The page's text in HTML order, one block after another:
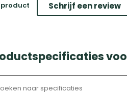
product Schrijf een review